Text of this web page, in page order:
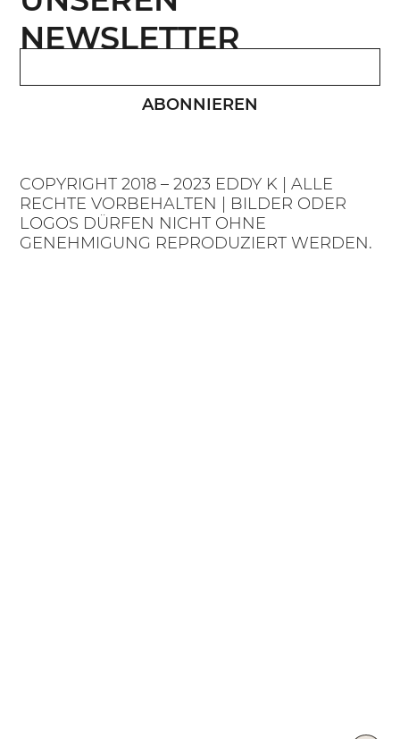
COPYRIGHT 2018 – 2023 EDDY K | ALLE
RECHTE VORBEHALTEN | BILDER ODER
LOGOS DÜRFEN NICHT OHNE
GENEHMIGUNG REPRODUZIERT WERDEN.
ABONNIEREN
NEWSLETTER